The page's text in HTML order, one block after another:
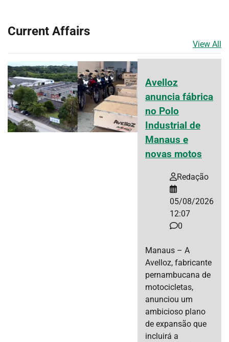
Current Affairs
View All
Avelloz
anuncia fábrica
no Polo
Industrial de
Manaus e
novas motos
Redação
05/08/2026
12:07
0
Manaus – A
Avelloz, fabricante
pernambucana de
motocicletas,
anunciou um
ambicioso plano
de expansão que
incluirá a